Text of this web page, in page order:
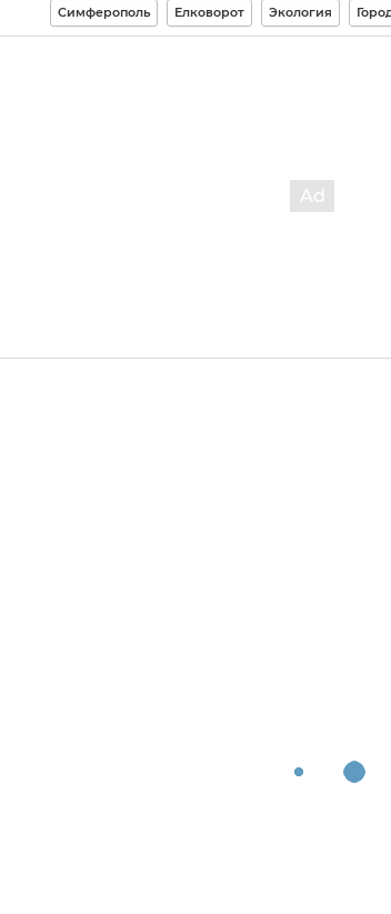
Симферополь Елковорот Экология